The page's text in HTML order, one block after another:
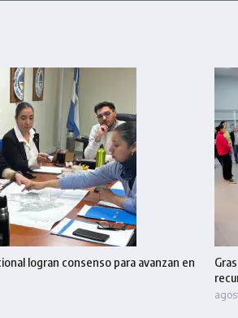
logran consenso para avanzan en